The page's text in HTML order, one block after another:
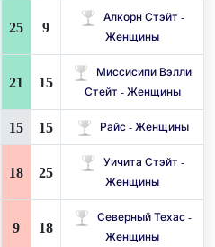
25 9
Алкорн Стэйт -
Женщины
21 15
Миссисипи Вэлли
Стейт - Женщины
15 15 Райс - Женщины
18 25
Уичита Стэйт -
Женщины
9 18
Северный Техас -
Женщины